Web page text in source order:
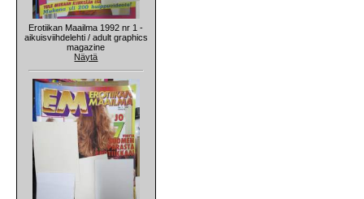
Erotiikan Maailma 1992 nr 1 -
aikuisviihdelehti / adult graphics
magazine
Näytä